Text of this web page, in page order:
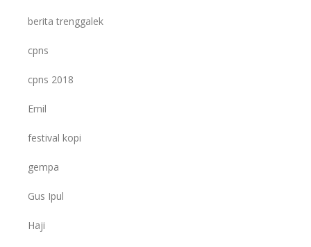
berita trenggalek
cpns
cpns 2018
Emil
festival kopi
gempa
Gus Ipul
Haji